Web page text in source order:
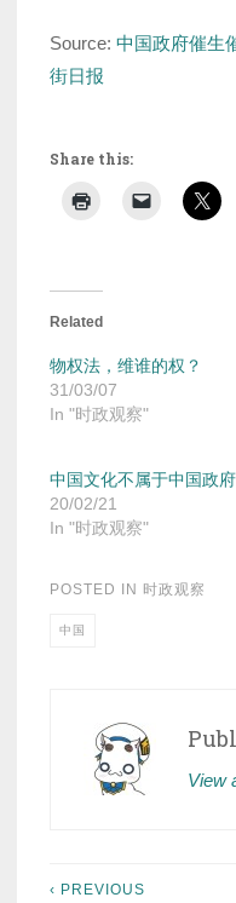
Source: 中国政府催生
街日报
Share this:
Related
物权法，维谁的权？
31/03/07
In "时政观察"
中国文化不属于中国政府
20/02/21
In "时政观察"
POSTED IN 时政观察
中国
View
Post
‹ PREVIOUS